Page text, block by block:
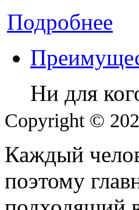
Подробнее
Ни для
Copyright ©
Каждый
поэтому